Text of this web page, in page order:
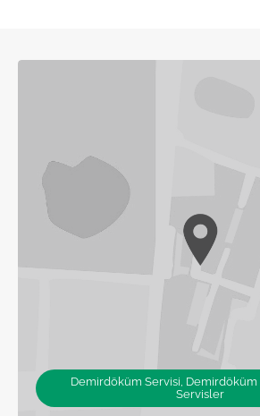
Demirdöküm Servisi, Demirdöküm
Servisler